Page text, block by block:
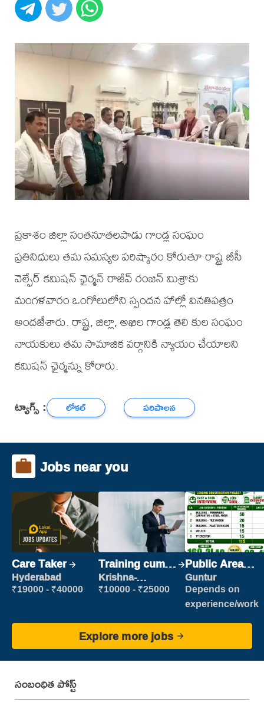
ప్రకాశం జిల్లా సంతనూతలపాడు గాండ్ల సంఘం
ప్రతినిధులు తమ సమస్యల పరిష్కారం కోరుతూ రాష్ట్ర బీసీ
వెల్ఫేర్ కమిషన్ ఛైర్మన్ రాజీవ్ రంజన్ మిశ్రాకు
మంగళవారం ఒంగోలులోని స్పందన హాల్లో వినతిపత్రం
అందజేశారు. రాష్ట్ర, జిల్లా, అఖిల గాండ్ల తెలి కుల సంఘం
నాయకులు తమ సామాజిక వర్గానికి న్యాయం చేయాలని
కమిషన్ ఛైర్మన్ను కోరారు.
ట్యాగ్స్ : లోకల్ పరిపాలన
Jobs near you
Care Taker
Hyderabad
₹19000 - ₹40000
Training cum
Placement
Krishna-
vijayawada
₹10000 - ₹25000
Public Area
Cleaner
Guntur
Depends on
experience/work
Explore more jobs
సంబంధిత పోస్ట్